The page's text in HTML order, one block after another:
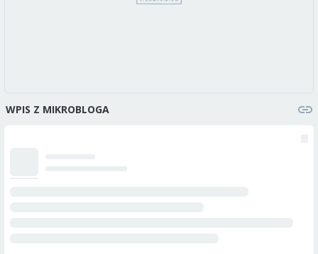
WPIS Z MIKROBLOGA